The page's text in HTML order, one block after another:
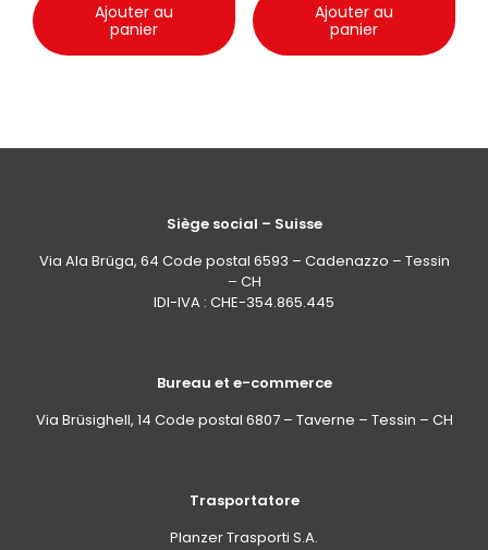
Ajouter au
panier
Ajouter au
panier
Siège social – Suisse
Via Ala Brüga, 64 Code postal 6593 – Cadenazzo – Tessin
– CH
IDI-IVA : CHE-354.865.445
Bureau et e-commerce
Via Brüsighell, 14 Code postal 6807 – Taverne – Tessin – CH
Trasportatore
Planzer Trasporti S.A.